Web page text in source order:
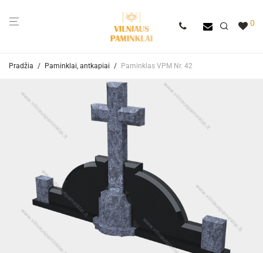
0
Pradžia / Paminklai, antkapiai / Paminklas VPM Nr. 42